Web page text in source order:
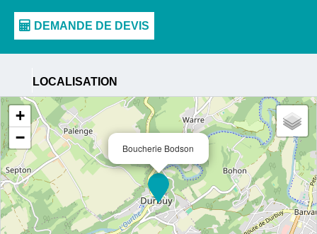
LOCALISATION
Boucherie Bodson
+
−